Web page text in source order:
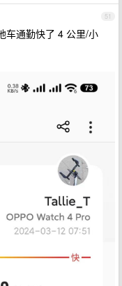
51
车通勤快了 4 公里/小